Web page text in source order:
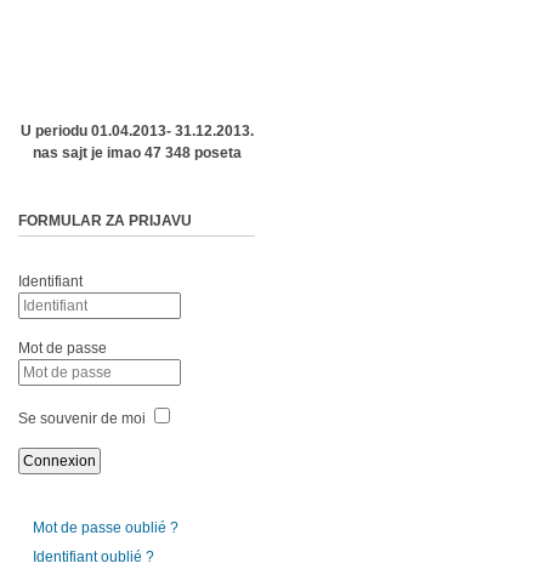
U periodu 01.04.2013- 31.12.2013.
nas sajt je imao 47 348 poseta
FORMULAR ZA PRIJAVU
Identifiant
Mot de passe
Se souvenir de moi
Mot de passe oublié ?
Identifiant oublié ?